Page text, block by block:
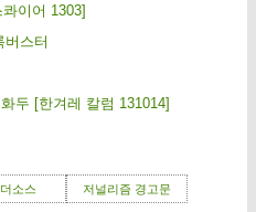
이어 1303]
버스터
두 [한겨레 칼럼 131014]
소스 저널리즘 경고문